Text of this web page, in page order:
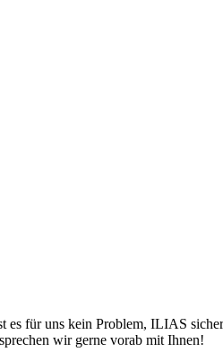
für uns kein Problem, ILIAS
wir gerne vorab mit Ihnen!